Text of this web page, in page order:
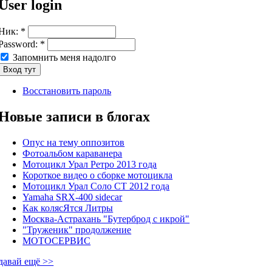
login
*
*
Запомнить меня надолго
Восстановить пароль
записи в блогах
Опус на тему оппозитов
Фотоальбом караванера
Мотоцикл Урал Ретро 2013 года
Короткое видео о сборке мотоцикла
Мотоцикл Урал Соло СТ 2012 года
Yamaha SRX-400 sidecar
Как колясЯтся Литры
Москва-Астрахань "Бутерброд с икрой"
"Труженик" продолжение
МОТОСЕРВИС
ещё >>